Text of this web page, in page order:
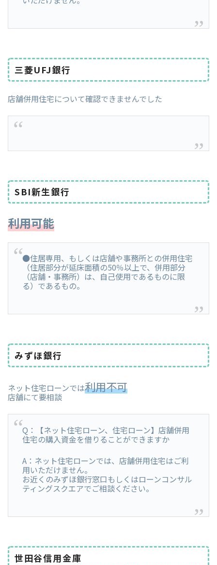
三菱UFJ銀行
店舗併用住宅について確認できませんでした
SBI新生銀行
利用可能
●住居専用、もしくは店舗や事務所との併用住宅
（住居部分が延床面積の50％以上で、併用部分
（店舗・事務所）は、自己使用であるものに限
る）であるもの。
みずほ銀行
ネット住宅ローンでは利用不可
店舗にて要相談
Q：【ネット住宅ローン、住宅ローン】店舗併用
住宅の購入資金を借りることができますか
A：ネット住宅ローンでは、店舗併用住宅はご利
用いただけません。
お近くのみずほ銀行窓口もしくはローンコンサル
ティングスクエアでご相談ください。
世田谷信用金庫